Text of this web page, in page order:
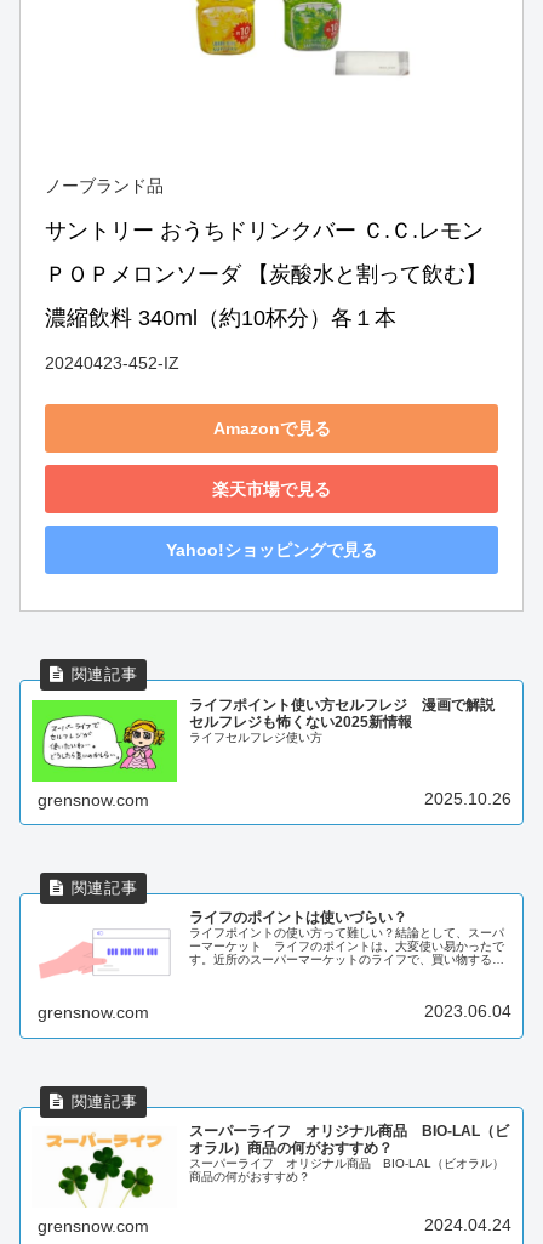
ノーブランド品
サントリー おうちドリンクバー Ｃ.Ｃ.レモン
ＰＯＰメロンソーダ 【炭酸水と割って飲む】
濃縮飲料 340ml（約10杯分）各１本
20240423-452-IZ
Amazonで見る
楽天市場で見る
Yahoo!ショッピングで見る
ライフポイント使い方セルフレジ 漫画で解説
セルフレジも怖くない2025新情報
ライフセルフレジ使い方
grensnow.com 2025.10.26
ライフのポイントは使いづらい？
ライフポイントの使い方って難しい？結論として、スーパ
ーマーケット ライフのポイントは、大変使い易かったで
す。近所のスーパーマーケットのライフで、買い物するた
grensnow.com 2023.06.04
スーパーライフ オリジナル商品 BIO-LAL（ビ
オラル）商品の何がおすすめ？
スーパーライフ オリジナル商品 BIO-LAL（ビオラル）
商品の何がおすすめ？
grensnow.com 2024.04.24